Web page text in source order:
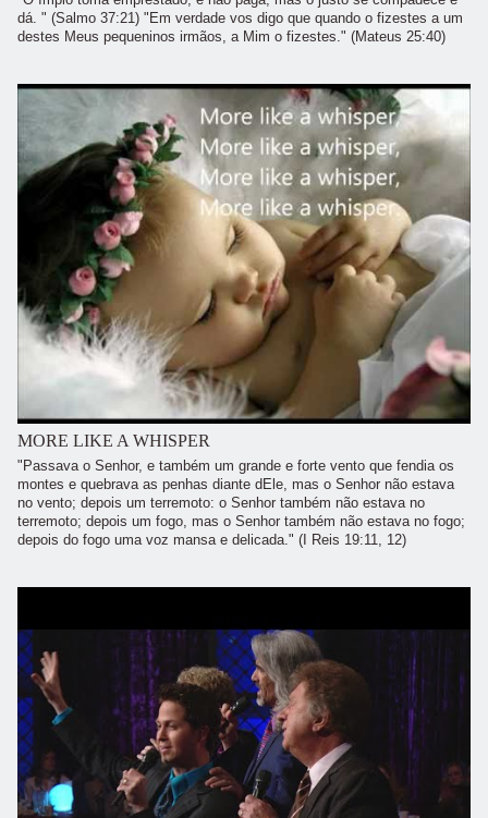
dá. " (Salmo 37:21) "Em verdade vos digo que quando o fizestes a um
destes Meus pequeninos irmãos, a Mim o fizestes." (Mateus 25:40)
MORE LIKE A WHISPER
"Passava o Senhor, e também um grande e forte vento que fendia os
montes e quebrava as penhas diante dEle, mas o Senhor não estava
no vento; depois um terremoto: o Senhor também não estava no
terremoto; depois um fogo, mas o Senhor também não estava no fogo;
depois do fogo uma voz mansa e delicada." (I Reis 19:11, 12)